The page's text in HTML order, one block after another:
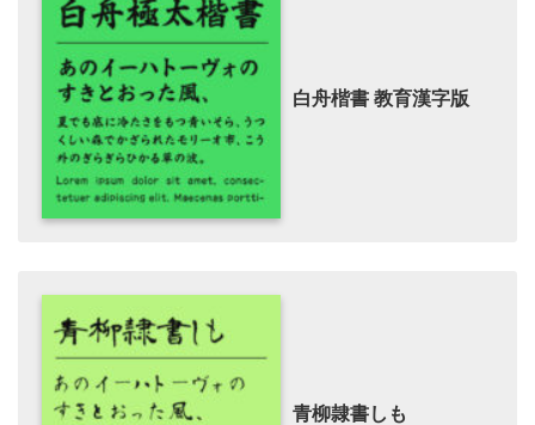
白舟楷書 教育漢字版
青柳隷書しも